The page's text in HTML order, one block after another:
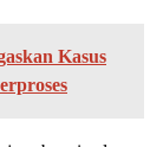
Kasus